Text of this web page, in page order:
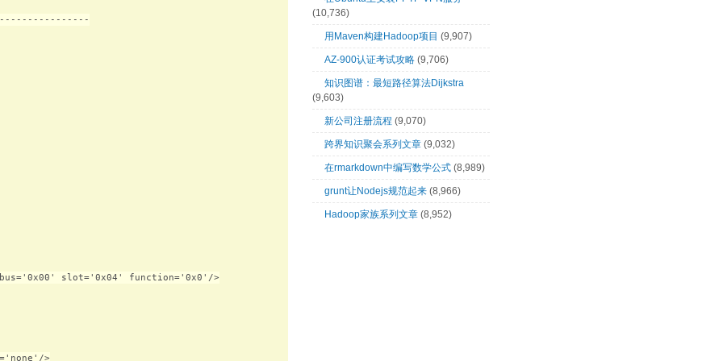
slot='0x04' function='0x0'/>
>
(10,736)
用Maven构建Hadoop项目 (9,907)
AZ-900认证考试攻略 (9,706)
知识图谱：最短路径算法Dijkstra
(9,603)
新公司注册流程 (9,070)
跨界知识聚会系列文章 (9,032)
在rmarkdown中编写数学公式 (8,989)
grunt让Nodejs规范起来 (8,966)
Hadoop家族系列文章 (8,952)